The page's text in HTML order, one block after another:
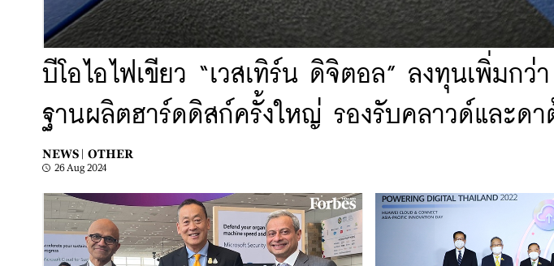
บีโอไอไฟเขียว “เวสเทิร์น ดิจิตอล” ลงทุนเพิ่มกว่
ฐานผลิตฮาร์ดดิสก์ครั้งใหญ่ รองรับคลาวด์และดา
NEWS | OTHER
26 Aug 2024